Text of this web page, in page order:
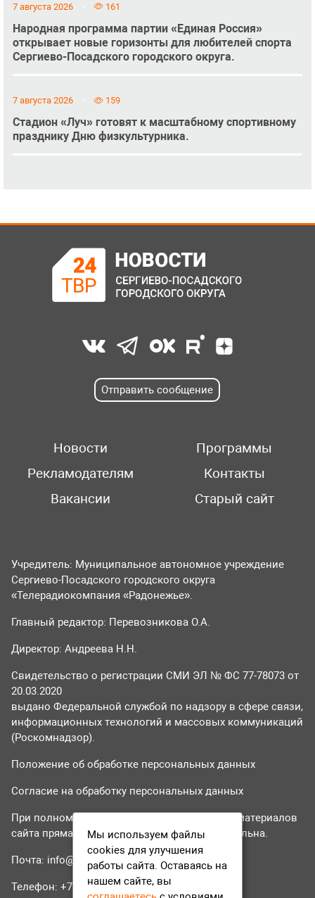
7 августа 2026 161
Народная программа партии «Единая Россия»
открывает новые горизонты для любителей спорта
Сергиево-Посадского городского округа.
7 августа 2026 159
Стадион «Луч» готовят к масштабному спортивному
празднику Дню физкультурника.
Отправить сообщение
Новости
Программы
Рекламодателям
Контакты
Вакансии
Старый сайт
Учредитель: Муниципальное автономное учреждение
Сергиево-Посадского городского округа
«Телерадиокомпания «Радонежье».
Главный редактор: Перевозникова О.А.
Директор: Андреева Н.Н.
Свидетельство о регистрации СМИ ЭЛ № ФС 77-78073 от
20.03.2020
выдано Федеральной службой по надзору в сфере связи,
информационных технологий и массовых коммуникаций
(Роскомнадзор).
Положение об обработке персональных данных
Согласие на обработку персональных данных
При полном или частичном использовании материалов
сайта прямая гиперссылка на tvr24.tv обязательна.
Почта: info@tvr24.tv
Телефон: +7 (496) 551-04-95
Мы используем файлы
cookies для улучшения
работы сайта. Оставаясь на
нашем сайте, вы